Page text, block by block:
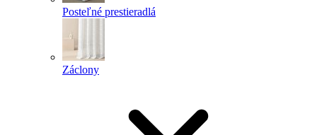
Posteľné prestieradlá
Záclony